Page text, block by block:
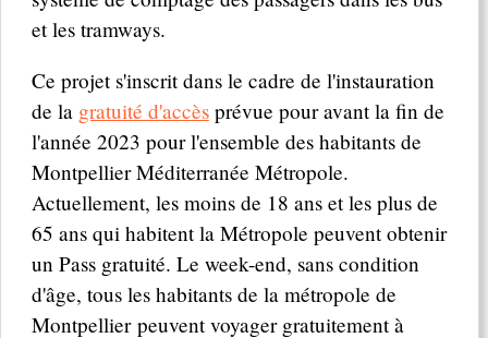
et les tramways.
Ce projet s'inscrit dans le cadre de l'instauration
de la gratuité d'accèsprévue pour avant la fin de
l'année 2023 pour l'ensemble des habitants de
Montpellier Méditerranée Métropole.
Actuellement, les moins de 18 ans et les plus de
65 ans qui habitent la Métropole peuvent obtenir
un Pass gratuité. Le week-end, sans condition
d'âge, tous les habitants de la métropole de
Montpellier peuvent voyager gratuitement à